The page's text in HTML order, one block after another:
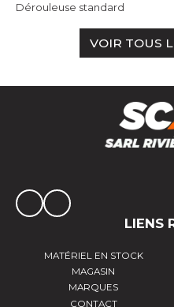
Dérouleuse standard
VOIR TOUS
LIENS
MATÉRIEL EN STOCK
MAGASIN
MARQUES
CONTACT